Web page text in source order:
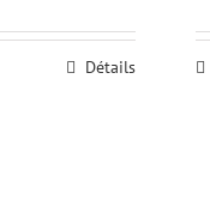
actuel
599,00€. Détails